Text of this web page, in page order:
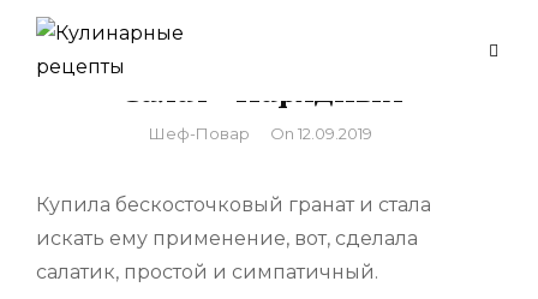
Skip
content
Салат «Нарядный»
By
Шеф-Повар On 12.09.2019
Купила бескосточковый гранат и стала
искать ему применение, вот, сделала
салатик, простой и симпатичный.